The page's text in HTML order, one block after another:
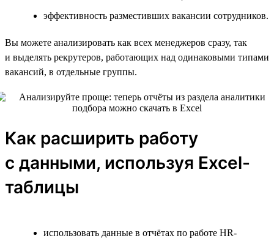
эффективность разместивших вакансии сотрудников.
Вы можете анализировать как всех менеджеров сразу, так
и выделять рекрутеров, работающих над одинаковыми типами
вакансий, в отдельные группы.
Как расширить работу
с данными, используя Excel-
таблицы
использовать данные в отчётах по работе HR-